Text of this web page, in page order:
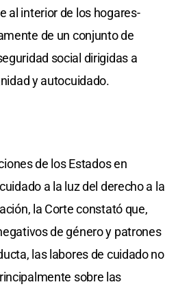
al interior de los hogares-
de un conjunto de
social dirigidas a
y autocuidado.
de los Estados en
a la luz del derecho a la
la Corte constató que,
de género y patrones
las labores de cuidado no
sobre las